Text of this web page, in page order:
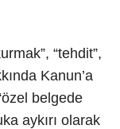
“tehdit”,
Kanun’a
belgede
aykırı olarak